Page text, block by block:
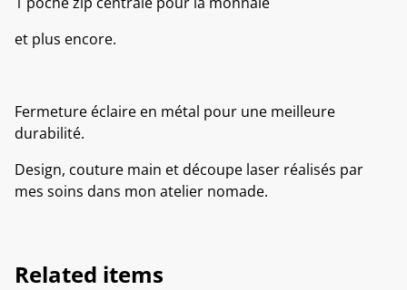
et plus encore.
Fermeture éclaire en métal pour une meilleure
durabilité.
Design, couture main et découpe laser réalisés par
mes soins dans mon atelier nomade.
Related items